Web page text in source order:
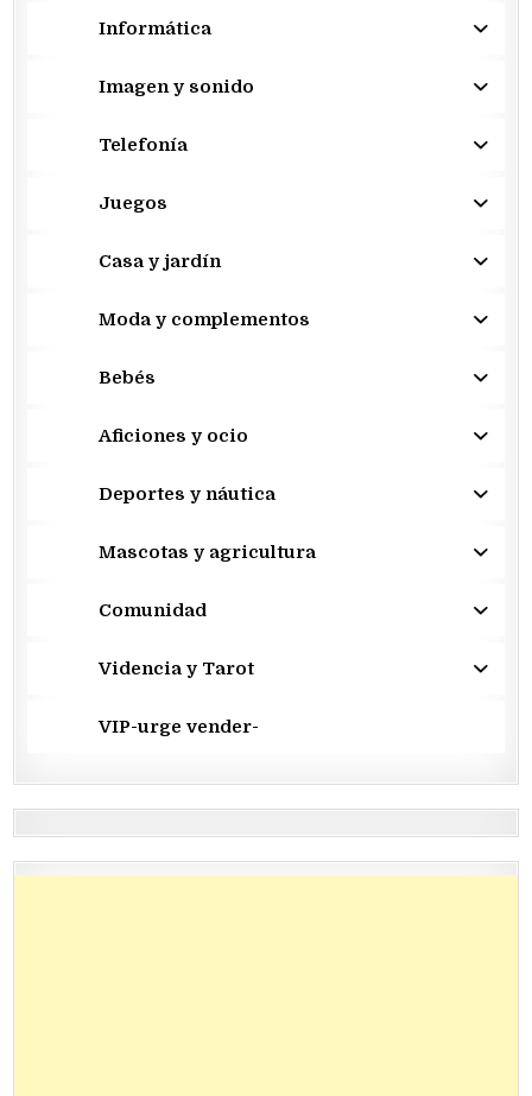
Informática
Imagen y sonido
Telefonía
Juegos
Casa y jardín
Moda y complementos
Bebés
Aficiones y ocio
Deportes y náutica
Mascotas y agricultura
Comunidad
Videncia y Tarot
VIP-urge vender-